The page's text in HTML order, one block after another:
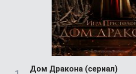
Дом Дракона (сериал)